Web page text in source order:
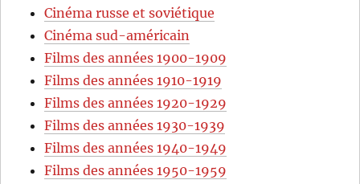
Cinéma russe et soviétique
Cinéma sud-américain
Films des années 1900-1909
Films des années 1910-1919
Films des années 1920-1929
Films des années 1930-1939
Films des années 1940-1949
Films des années 1950-1959